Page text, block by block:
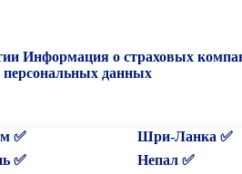
Информация о страховых
данных
✅ Шри-Ланка ✅
✅ Непал ✅